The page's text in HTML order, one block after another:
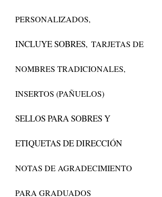
PERSONALIZADOS,
INCLUYE SOBRES, TARJETAS DE
NOMBRES TRADICIONALES,
INSERTOS (PAÑUELOS)
SELLOS PARA SOBRES Y
ETIQUETAS DE DIRECCIÓN
NOTAS DE AGRADECIMIENTO
PARA GRADUADOS